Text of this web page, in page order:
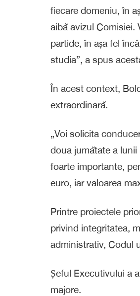
fiecare domeniu, în
aibă avizul Comisiei.
partide, în așa fel
studia”, a spus
În acest context,
extraordinară.
„Voi solicita
doua jumătate a
foarte importante,
euro, iar valoarea
Printre proiectele
privind integritatea,
administrativ, Codul
Șeful Executivului a
majore.